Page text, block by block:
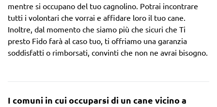
mentre si occupano del tuo cagnolino. Potrai incontrare
tutti i volontari che vorrai e affidare loro il tuo cane.
Inoltre, dal momento che siamo più che sicuri che Ti
presto Fido farà al caso tuo, ti offriamo una garanzia
soddisfatti o rimborsati, convinti che non ne avrai bisogno.
I comuni in cui occuparsi di un cane vicino a